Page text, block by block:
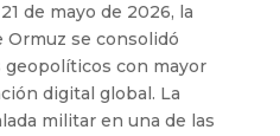
de mayo de 2026, la
se consolidó
con mayor
digital global. La
militar en una de las